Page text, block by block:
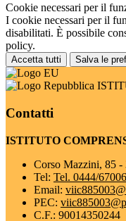
Cookie necessari per il
I cookie necessari per il
disabilitati. È possibile
policy.
Accetta tutti Salva le
Contatti
ISTITUTO
Corso Mazzini, 85
Tel: Tel. 0444/
Email:
PEC:
C.F.: 90014350244